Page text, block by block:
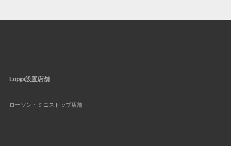
Loppi設置店舗
ローソン・ミニストップ店舗